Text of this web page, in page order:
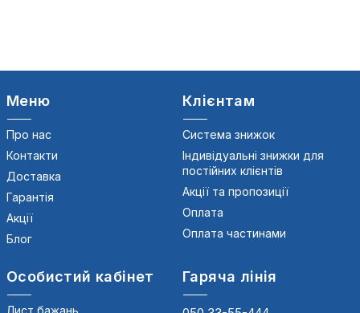
Меню
Про нас
Контакти
Доставка
Гарантія
Акції
Блог
Клієнтам
Система знижок
Індивідуальні знижки для
постійних клієнтів
Акції та пропозиції
Оплата
Оплата частинами
Особистий кабінет Гаряча лінія